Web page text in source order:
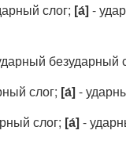
слог; [а́]-
безударный
слог; [а́]-
слог; [а́]-